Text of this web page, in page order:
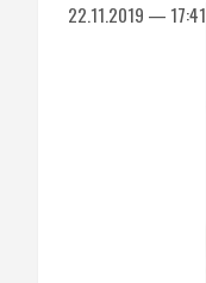
22.11.2019 — 17:41